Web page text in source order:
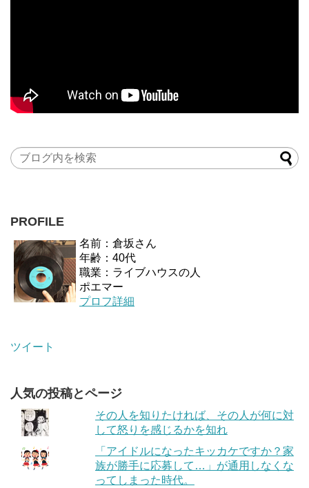
PROFILE
名前：倉坂さん
年齢：40代
職業：ライブハウスの人
ポエマー
プロフ詳細
ツイート
人気の投稿とページ
その人を知りたければ、その人が何に対
して怒りを感じるかを知れ
「アイドルになったキッカケですか？家
族が勝手に応募して…」が通用しなくな
ってしまった時代。